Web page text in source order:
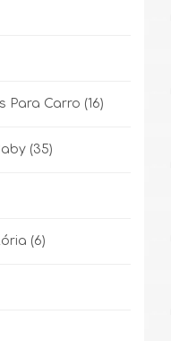
Para Carro (16)
(35)
(6)